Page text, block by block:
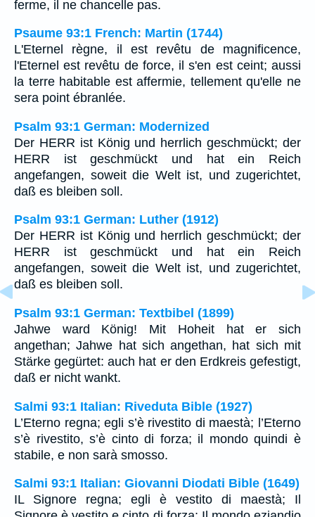
ferme, il ne chancelle pas.
Psaume 93:1 French: Martin (1744)
L'Eternel règne, il est revêtu de magnificence,
l'Eternel est revêtu de force, il s'en est ceint; aussi
la terre habitable est affermie, tellement qu'elle ne
sera point ébranlée.
Psalm 93:1 German: Modernized
Der HERR ist König und herrlich geschmückt; der
HERR ist geschmückt und hat ein Reich
angefangen, soweit die Welt ist, und zugerichtet,
daß es bleiben soll.
Psalm 93:1 German: Luther (1912)
Der HERR ist König und herrlich geschmückt; der
HERR ist geschmückt und hat ein Reich
angefangen, soweit die Welt ist, und zugerichtet,
daß es bleiben soll.
Psalm 93:1 German: Textbibel (1899)
Jahwe ward König! Mit Hoheit hat er sich
angethan; Jahwe hat sich angethan, hat sich mit
Stärke gegürtet: auch hat er den Erdkreis gefestigt,
daß er nicht wankt.
Salmi 93:1 Italian: Riveduta Bible (1927)
L’Eterno regna; egli s’è rivestito di maestà; l’Eterno
s’è rivestito, s’è cinto di forza; il mondo quindi è
stabile, e non sarà smosso.
Salmi 93:1 Italian: Giovanni Diodati Bible (1649)
IL Signore regna; egli è vestito di maestà; Il